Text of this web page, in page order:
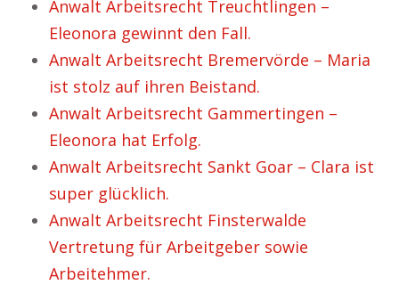
Anwalt Arbeitsrecht Treuchtlingen –
Eleonora gewinnt den Fall.
Anwalt Arbeitsrecht Bremervörde – Maria
ist stolz auf ihren Beistand.
Anwalt Arbeitsrecht Gammertingen –
Eleonora hat Erfolg.
Anwalt Arbeitsrecht Sankt Goar – Clara ist
super glücklich.
Anwalt Arbeitsrecht Finsterwalde
Vertretung für Arbeitgeber sowie
Arbeitehmer.